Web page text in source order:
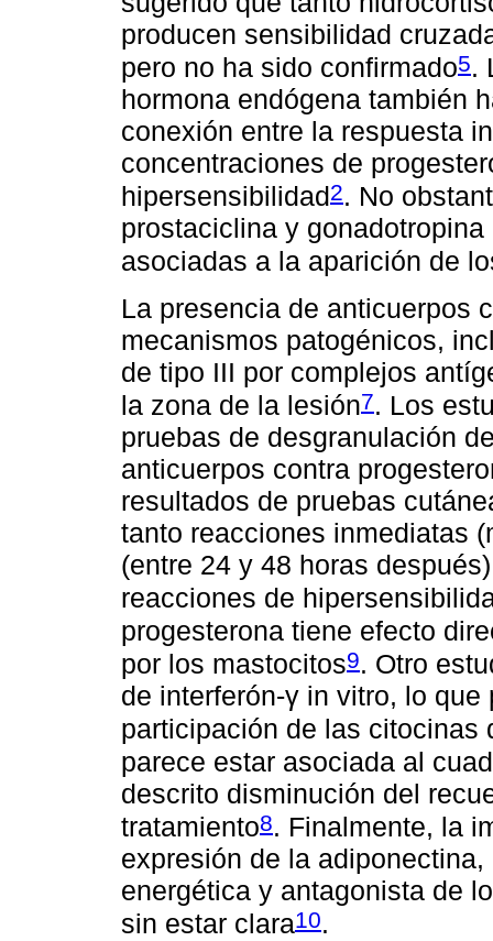
producen sensibilidad
pero no ha sido confirmado5.
hormona endógena también
conexión entre la respuesta
concentraciones de
hipersensibilidad2. No
prostaciclina y
asociadas a la aparición de
La presencia de anticuerpos
mecanismos patogénicos,
de tipo III por complejos
la zona de la lesión7. Los
pruebas de desgranulación
anticuerpos contra
resultados de pruebas
tanto reacciones inmediatas
(entre 24 y 48 horas
reacciones de
progesterona tiene efecto
por los mastocitos9. Otro
de interferón-γ in vitro, lo
participación de las citocinas
parece estar asociada al
descrito disminución del
tratamiento8. Finalmente, la
expresión de la
energética y antagonista de
sin estar clara10.